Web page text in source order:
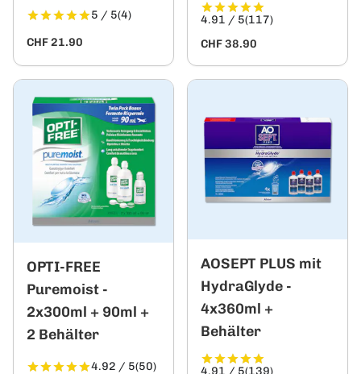
5 / 5(4)
CHF 21.90
4.91 / 5(117)
CHF 38.90
OPTI-FREE
Puremoist -
2x300ml + 90ml +
2 Behälter
4.92 / 5(50)
AOSEPT PLUS mit
HydraGlyde -
4x360ml +
Behälter
4.91 / 5(139)